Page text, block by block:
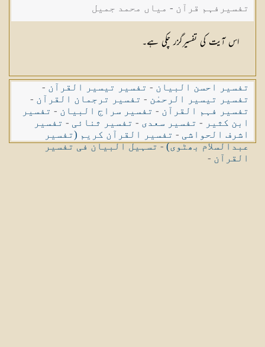
تفسیرفہم قرآن - میاں محمد جمیل
اس آیت کی تفسیرگزر چکی ہے۔
تفسیر احسن البیان - تفسیر تیسیر القرآن -
تفسیر تیسیر الرحمٰن - تفسیر ترجمان القرآن -
تفسیر فہم القرآن - تفسیر سراج البیان - تفسیر
ابن کثیر - تفسیر سعدی - تفسیر ثنائی - تفسیر
اشرف الحواشی - تفسیر القرآن کریم (تفسیر
عبدالسلام بھٹوی)-تسہیل البیان فی تفسیر
القرآن -